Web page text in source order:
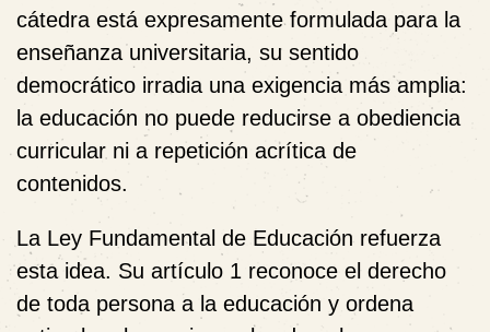
cátedra está expresamente formulada para la
enseñanza universitaria, su sentido
democrático irradia una exigencia más amplia:
la educación no puede reducirse a obediencia
curricular ni a repetición acrítica de
contenidos.
La Ley Fundamental de Educación refuerza
esta idea. Su artículo 1 reconoce el derecho
de toda persona a la educación y ordena